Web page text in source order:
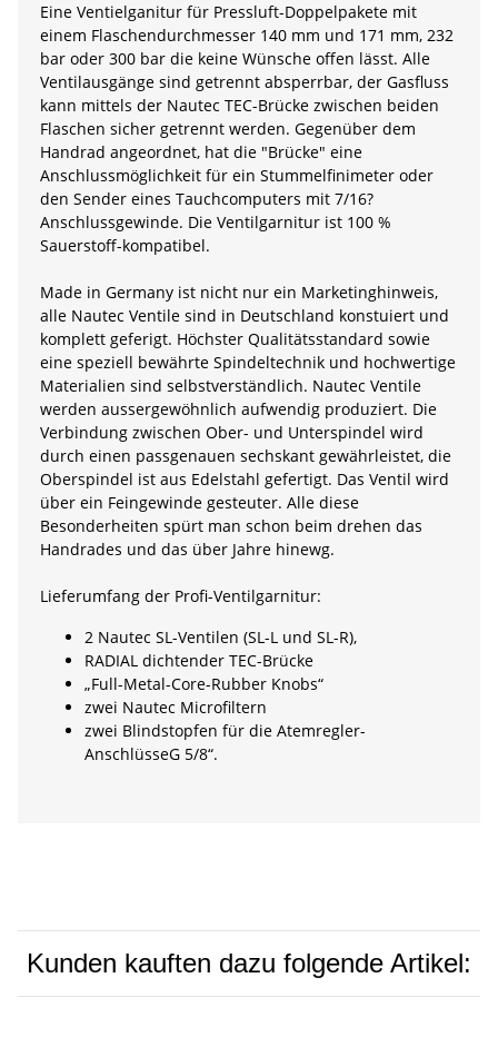
Eine Ventielganitur für Pressluft-Doppelpakete mit
einem Flaschendurchmesser 140 mm und 171 mm, 232
bar oder 300 bar die keine Wünsche offen lässt. Alle
Ventilausgänge sind getrennt absperrbar, der Gasfluss
kann mittels der Nautec TEC-Brücke zwischen beiden
Flaschen sicher getrennt werden. Gegenüber dem
Handrad angeordnet, hat die "Brücke" eine
Anschlussmöglichkeit für ein Stummelfinimeter oder
den Sender eines Tauchcomputers mit 7/16?
Anschlussgewinde. Die Ventilgarnitur ist 100 %
Sauerstoff-kompatibel.
Made in Germany ist nicht nur ein Marketinghinweis,
alle Nautec Ventile sind in Deutschland konstuiert und
komplett geferigt. Höchster Qualitätsstandard sowie
eine speziell bewährte Spindeltechnik und hochwertige
Materialien sind selbstverständlich. Nautec Ventile
werden aussergewöhnlich aufwendig produziert. Die
Verbindung zwischen Ober- und Unterspindel wird
durch einen passgenauen sechskant gewährleistet, die
Oberspindel ist aus Edelstahl gefertigt. Das Ventil wird
über ein Feingewinde gesteuter. Alle diese
Besonderheiten spürt man schon beim drehen das
Handrades und das über Jahre hinewg.
Lieferumfang der Profi-Ventilgarnitur:
2 Nautec SL-Ventilen (SL-L und SL-R),
RADIAL dichtender TEC-Brücke
„Full-Metal-Core-Rubber Knobs“
zwei Nautec Microfiltern
zwei Blindstopfen für die Atemregler-
AnschlüsseG 5/8“.
Kunden kauften dazu folgende Artikel: